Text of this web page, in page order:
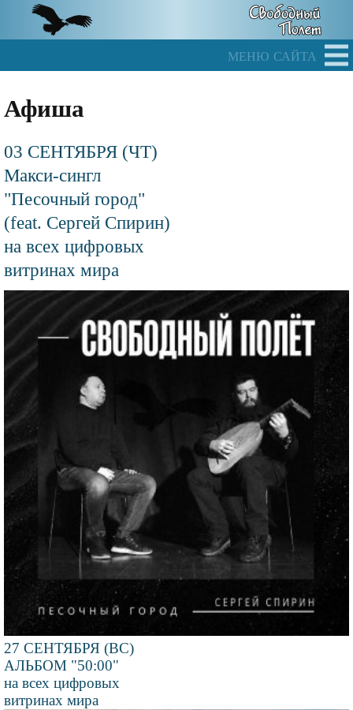
main
меню сайта
Афиша
03 СЕНТЯБРЯ (ЧТ)
Макси-сингл
"Песочный город"
(feat. Сергей Спирин)
на всех цифровых
витринах мира
изображения
27 СЕНТЯБРЯ (ВС)
АЛЬБОМ "50:00"
на всех цифровых
витринах мира